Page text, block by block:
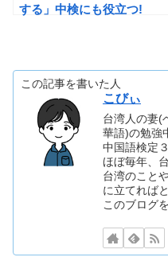
する」中検にも役立つ!
この記事を書いた人
こびぃ
台湾人の妻(
華語)の勉強
中国語検定
ほぼ毎年、
台湾のこと
に立てれば
このブログ